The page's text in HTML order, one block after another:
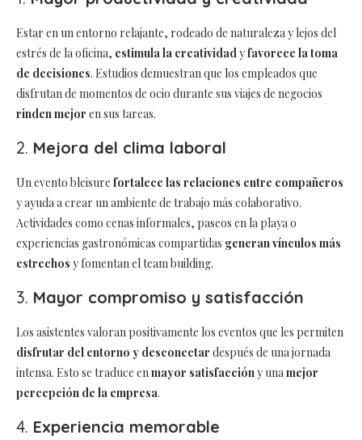
Estar en un entorno relajante, rodeado de naturaleza y lejos del
estrés de la oficina, estimula la creatividad yfavorece la toma
de decisiones. Estudios demuestran que los empleados que
disfrutan de momentos de ocio durante sus viajes de negocios
rinden mejor en sus tareas.
2. Mejora del clima laboral
Un evento bleisure fortalece las relaciones entre compañeros
y ayuda a crear un ambiente de trabajo más colaborativo.
Actividades como cenas informales, paseos en la playa o
experiencias gastronómicas compartidas generan vínculos más
estrechos y fomentan el team building.
3. Mayor compromiso y satisfacción
Los asistentes valoran positivamente los eventos que les permiten
disfrutar del entorno y desconectar después de una jornada
intensa. Esto se traduce en mayor satisfaccióny una mejor
percepción de la empresa.
4. Experiencia memorable